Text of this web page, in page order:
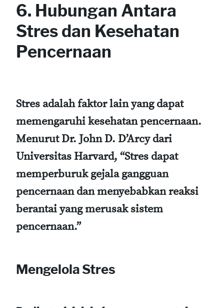
6. Hubungan Antara
Stres dan Kesehatan
Pencernaan
Stres adalah faktor lain yang dapat
memengaruhi kesehatan pencernaan.
Menurut Dr. John D. D’Arcy dari
Universitas Harvard, “Stres dapat
memperburuk gejala gangguan
pencernaan dan menyebabkan reaksi
berantai yang merusak sistem
pencernaan.”
Mengelola Stres